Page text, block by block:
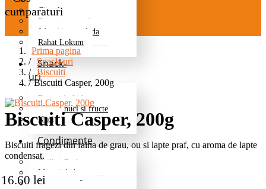
Ciocolata
Fructe in ciocolata
Jeleuri/marmelada
Rahat Lokum
Snack-
uri
Fructe deshidratate
Mix de nuci si fructe
Nuci
Condimente
Grill si Barbeque
Mixuri de baza
Pentru cartofi
cumparaturi
Prima pagina
Snack-uri
Biscuiti
Biscuiti Casper, 200g
Biscuiti Casper, 200g
Biscuiti fragezi din faina de grau, ou si lapte praf, cu aroma de lapte
condensat.
16.60 lei